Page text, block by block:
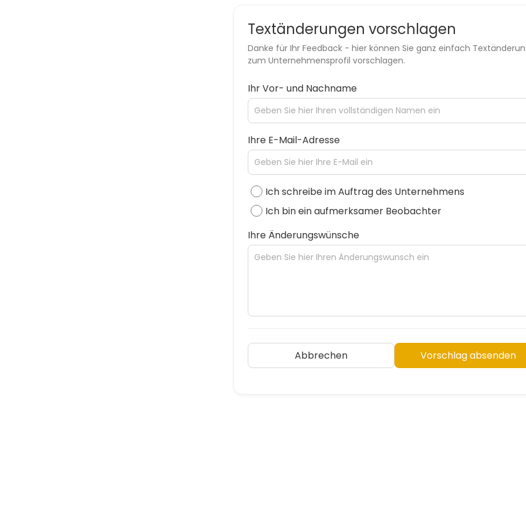
Textänderungen vorschlagen
Danke für Ihr Feedback - hier können Sie ganz einfach
zum Unternehmensprofil vorschlagen.
Ihr Vor- und Nachname
Ihre E-Mail-Adresse
Ich schreibe im Auftrag des Unternehmens
Ich bin ein aufmerksamer Beobachter
Ihre Änderungswünsche
Abbrechen Vorschlag absenden